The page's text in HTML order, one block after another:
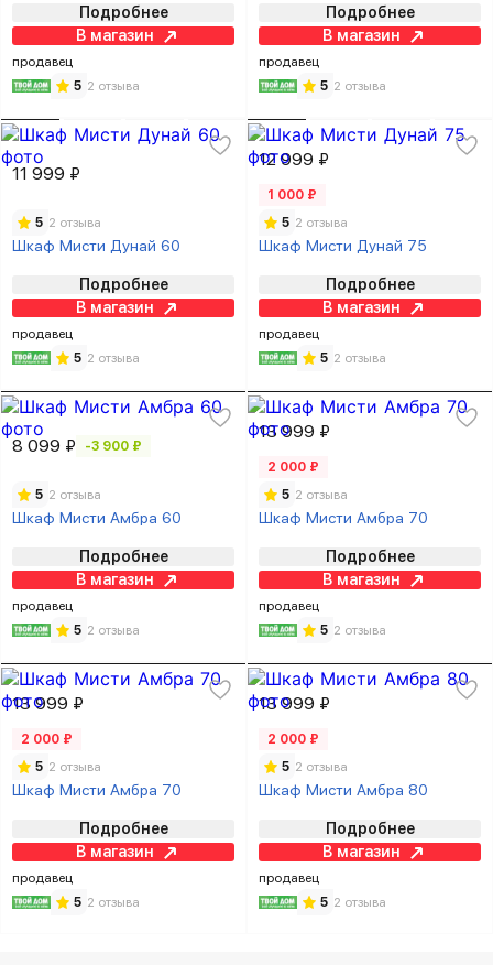
Подробнее
В магазин
продавец
5 2 отзыва
Подробнее
В магазин
продавец
5 2 отзыва
11 999 ₽
5 2 отзыва
Шкаф Мисти Дунай 60
Подробнее
В магазин
продавец
5 2 отзыва
12 999 ₽
1 000 ₽
5 2 отзыва
Шкаф Мисти Дунай 75
Подробнее
В магазин
продавец
5 2 отзыва
8 099 ₽ -3 900 ₽
5 2 отзыва
Шкаф Мисти Амбра 60
Подробнее
В магазин
продавец
5 2 отзыва
13 999 ₽
2 000 ₽
5 2 отзыва
Шкаф Мисти Амбра 70
Подробнее
В магазин
продавец
5 2 отзыва
13 999 ₽
2 000 ₽
5 2 отзыва
Шкаф Мисти Амбра 70
Подробнее
В магазин
продавец
5 2 отзыва
13 999 ₽
2 000 ₽
5 2 отзыва
Шкаф Мисти Амбра 80
Подробнее
В магазин
продавец
5 2 отзыва